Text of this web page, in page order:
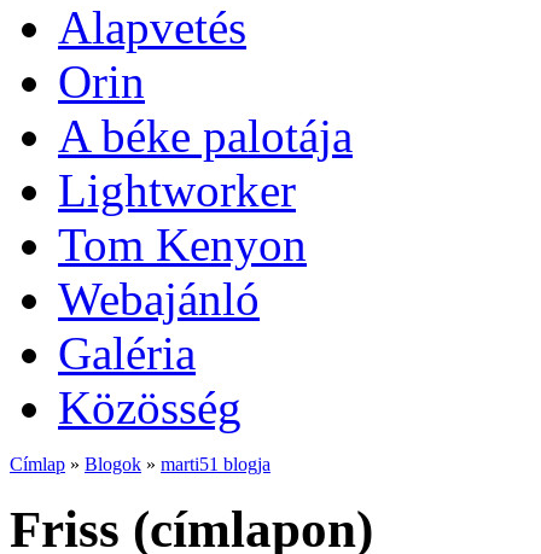
Alapvetés
Orin
A béke palotája
Lightworker
Tom Kenyon
Webajánló
Galéria
Közösség
Címlap » Blogok » marti51 blogja
Friss (címlapon)